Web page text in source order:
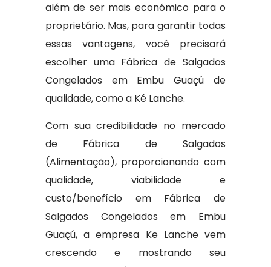
além de ser mais econômico para o
proprietário. Mas, para garantir todas
essas vantagens, você precisará
escolher uma Fábrica de Salgados
Congelados em Embu Guaçú de
qualidade, como a Ké Lanche.
Com sua credibilidade no mercado
de Fábrica de Salgados
(Alimentação), proporcionando com
qualidade, viabilidade e
custo/benefício em Fábrica de
Salgados Congelados em Embu
Guaçú, a empresa Ke Lanche vem
crescendo e mostrando seu